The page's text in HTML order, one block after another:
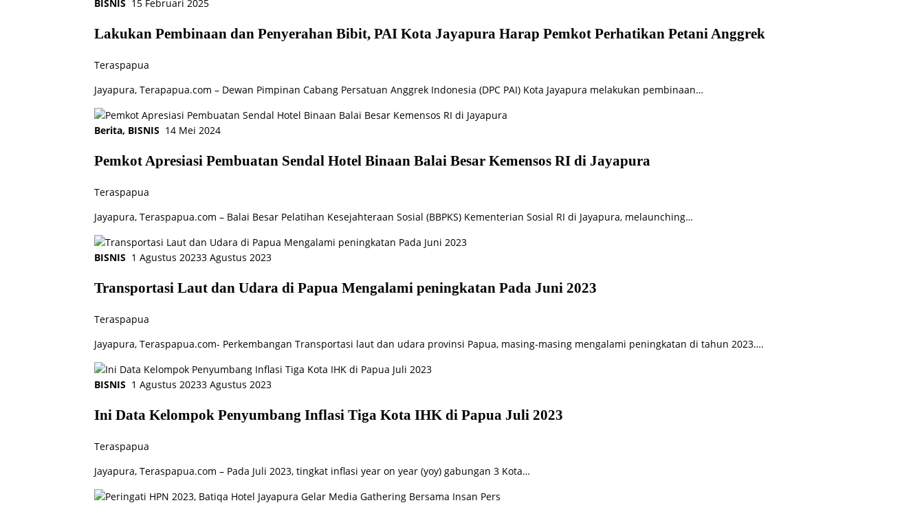
BISNIS 15 Februari 2025
Lakukan Pembinaan dan Penyerahan Bibit, PAI Kota Jayapura Harap Pemkot Perhatikan Petani Anggrek
Teraspapua
Jayapura, Terapapua.com – Dewan Pimpinan Cabang Persatuan Anggrek Indonesia (DPC PAI) Kota Jayapura melakukan pembinaan…
Berita, BISNIS 14 Mei 2024
Pemkot Apresiasi Pembuatan Sendal Hotel Binaan Balai Besar Kemensos RI di Jayapura
Teraspapua
Jayapura, Teraspapua.com – Balai Besar Pelatihan Kesejahteraan Sosial (BBPKS) Kementerian Sosial RI di Jayapura, melaunching…
BISNIS 1 Agustus 20233 Agustus 2023
Transportasi Laut dan Udara di Papua Mengalami peningkatan Pada Juni 2023
Teraspapua
Jayapura, Teraspapua.com- Perkembangan Transportasi laut dan udara provinsi Papua, masing-masing mengalami peningkatan di tahun 2023….
BISNIS 1 Agustus 20233 Agustus 2023
Ini Data Kelompok Penyumbang Inflasi Tiga Kota IHK di Papua Juli 2023
Teraspapua
Jayapura, Teraspapua.com – Pada Juli 2023, tingkat inflasi year on year (yoy) gabungan 3 Kota…